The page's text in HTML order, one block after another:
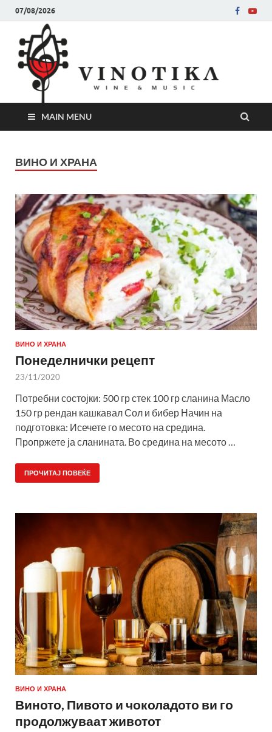
07/08/2026
MAIN MENU
ВИНО И ХРАНА
ВИНО И ХРАНА
Понеделнички рецепт
23/11/2020
Потребни состојки: 500 гр стек 100 гр сланина Масло
150 гр рендан кашкавал Сол и бибер Начин на
подготовка: Исечете го месото на средина.
Пропржете ја сланината. Во средина на месото …
ПРОЧИТАЈ ПОВЕЌЕ
ВИНО И ХРАНА
Виното, Пивото и чоколадото ви го
продолжуваат животот